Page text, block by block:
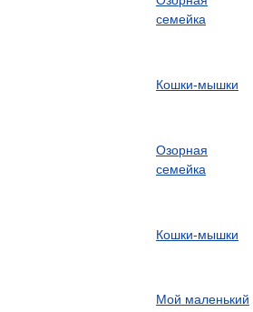
семейка
Кошки-мышки
Озорная
семейка
Кошки-мышки
Мой маленький